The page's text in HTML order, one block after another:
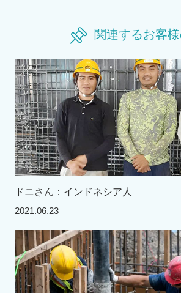
関連するお客
ドニさん：インドネシア人
2021.06.23